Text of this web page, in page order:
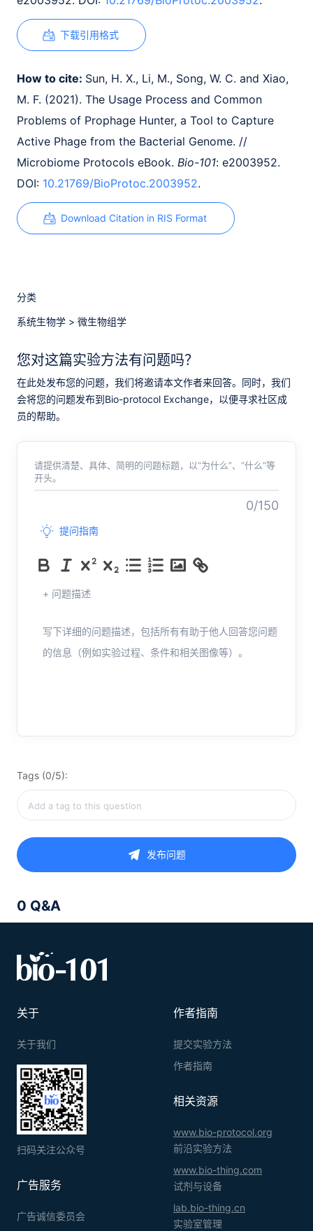
下载引用格式
How to cite: Sun, H. X., Li, M., Song, W. C. and Xiao,
M. F. (2021). The Usage Process and Common
Problems of Prophage Hunter, a Tool to Capture
Active Phage from the Bacterial Genome. //
Microbiome Protocols eBook. Bio-101: e2003952.
DOI: 10.21769/BioProtoc.2003952.
Download Citation in RIS Format
分类
系统生物学 > 微生物组学
您对这篇实验方法有问题吗？
在此处发布您的问题，我们将邀请本文作者来回答。同时，我们
会将您的问题发布到Bio-protocol Exchange，以便寻求社区成
员的帮助。
请提供清楚、具体、简明的问题标题，以“为什么”、“什么”等
开头。
0/150
提问指南
+ 问题描述
写下详细的问题描述，包括所有有助于他人回答您问题
的信息（例如实验过程、条件和相关图像等）。
Tags (0/5):
发布问题
0 Q&A
关于
关于我们
扫码关注公众号
广告服务
广告诚信委员会
作者指南
提交实验方法
作者指南
相关资源
www.bio-protocol.org
前沿实验方法
www.bio-thing.com
试剂与设备
lab.bio-thing.cn
实验室管理